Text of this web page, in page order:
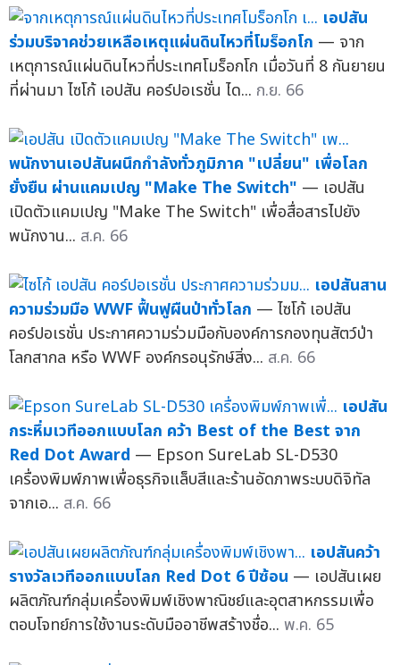
เอปสัน
ร่วมบริจาคช่วยเหลือเหตุแผ่นดินไหวที่โมร็อกโก — จาก
เหตุการณ์แผ่นดินไหวที่ประเทศโมร็อกโก เมื่อวันที่ 8 กันยายน
ที่ผ่านมา ไซโก้ เอปสัน คอร์ปอเรชั่น ได... ก.ย. 66
พนักงานเอปสันผนึกกำลังทั่วภูมิภาค "เปลี่ยน" เพื่อโลก
ยั่งยืน ผ่านแคมเปญ "Make The Switch" — เอปสัน
เปิดตัวแคมเปญ "Make The Switch" เพื่อสื่อสารไปยัง
พนักงาน... ส.ค. 66
เอปสันสาน
ความร่วมมือ WWF ฟื้นฟูผืนป่าทั่วโลก — ไซโก้ เอปสัน
คอร์ปอเรชั่น ประกาศความร่วมมือกับองค์การกองทุนสัตว์ป่า
โลกสากล หรือ WWF องค์กรอนุรักษ์สิ่ง... ส.ค. 66
เอปสัน
กระหึ่มเวทีออกแบบโลก คว้า Best of the Best จาก
Red Dot Award — Epson SureLab SL-D530
เครื่องพิมพ์ภาพเพื่อธุรกิจแล็บสีและร้านอัดภาพระบบดิจิทัล
จากเอ... ส.ค. 66
เอปสันคว้า
รางวัลเวทีออกแบบโลก Red Dot 6 ปีซ้อน — เอปสันเผย
ผลิตภัณฑ์กลุ่มเครื่องพิมพ์เชิงพาณิชย์และอุตสาหกรรมเพื่อ
ตอบโจทย์การใช้งานระดับมืออาชีพสร้างชื่อ... พ.ค. 65